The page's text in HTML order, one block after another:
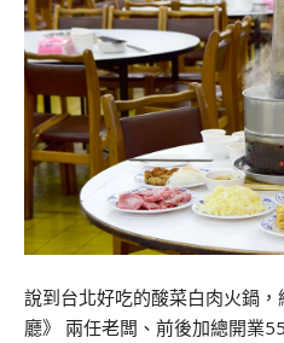
說到台北好吃的酸菜白肉火鍋
廳》 兩任老闆、前後加總開業